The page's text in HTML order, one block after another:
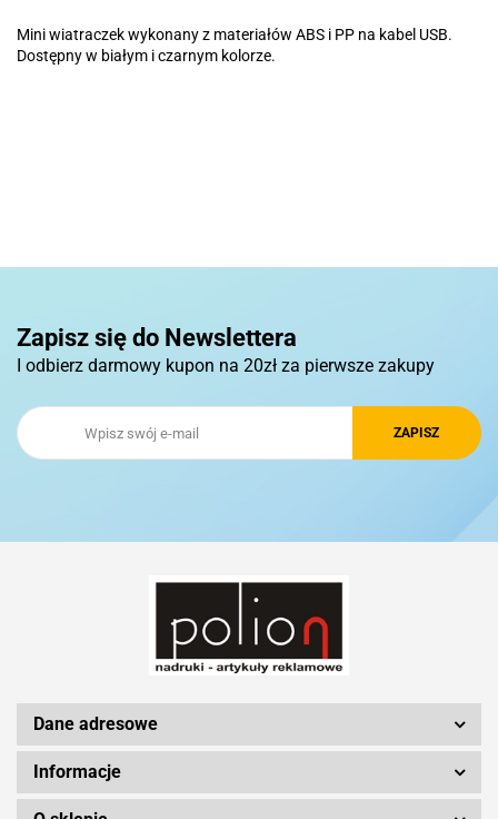
Mini wiatraczek wykonany z materiałów ABS i PP na kabel USB.
Dostępny w białym i czarnym kolorze.
Royal Design
Silicon Power
Zapisz się do Newslettera
I odbierz darmowy kupon na 20zł za pierwsze zakupy
Dane adresowe
Informacje